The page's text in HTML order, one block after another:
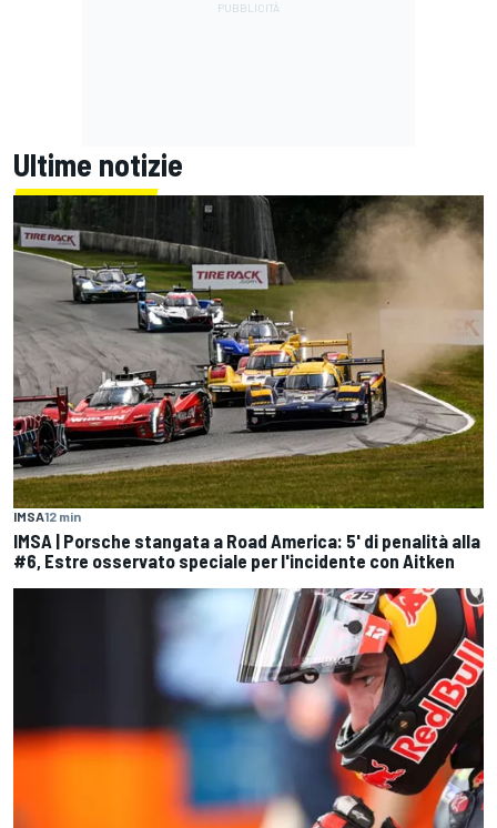
Ultime notizie
IMSA12 min
IMSA | Porsche stangata a Road America: 5' di penalità alla
#6, Estre osservato speciale per l'incidente con Aitken